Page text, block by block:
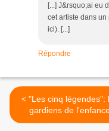
[...] J&rsquo;ai eu
cet artiste dans
ici). [...]
Répondre
< "Les cinq légendes": les
gardiens de